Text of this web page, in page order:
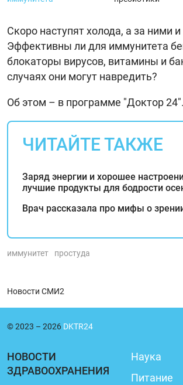
Скоро наступят холода, а за ними
Эффективны ли для иммунитета
блокаторы вирусов, витамины и
случаях они могут навредить?
Об этом – в программе "Доктор 24".
ЧИТАЙТЕ ТАКЖЕ
Заряд энергии и хорошее
лучшие продукты для бодрости
Врач рассказала про мифы о
иммунитет простуда
Новости СМИ2
© 2023 – 2026 DKTR24
НОВОСТИ
ЗДРАВООХРАНЕНИЯ
Наука
Питание